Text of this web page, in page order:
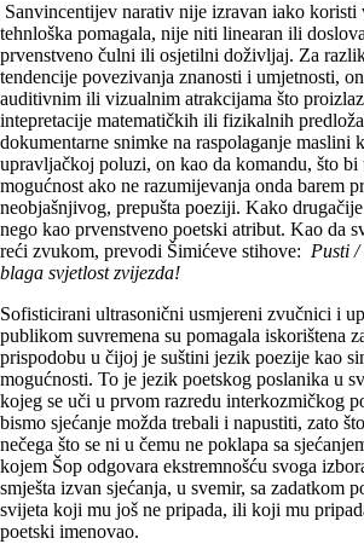
Sanvincentijev narativ nije izravan iako koristi
tehnloška pomagala, nije niti linearan ili
prvenstveno čulni ili osjetilni doživljaj. Za
tendencije povezivanja znanosti i umjetnosti,
auditivnim ili vizualnim atrakcijama što
intepretacije matematičkih ili fizikalnih
dokumentarne snimke na raspolaganje maslini
upravljačkoj poluzi, on kao da komandu, što
mogućnost ako ne razumijevanja onda barem
neobjašnjivog, prepušta poeziji. Kako
nego kao prvenstveno poetski atribut. Kao da
reći zvukom, prevodi Šimićeve stihove: Pusti /
blaga svjetlost zvijezda!
Sofisticirani ultrasonični usmjereni zvučnici i
publikom suvremena su pomagala iskorištena
prispodobu u čijoj je suštini jezik poezije kao
mogućnosti. To je jezik poetskog poslanika u
kojeg se uči u prvom razredu interkozmičkog
bismo sjećanje možda trebali i napustiti, zato
nečega što se ni u čemu ne poklapa sa
kojem Šop odgovara ekstremnošću svoga
smješta izvan sjećanja, u svemir, sa zadatkom
svijeta koji mu još ne pripada, ili koji mu
poetski imenovao.